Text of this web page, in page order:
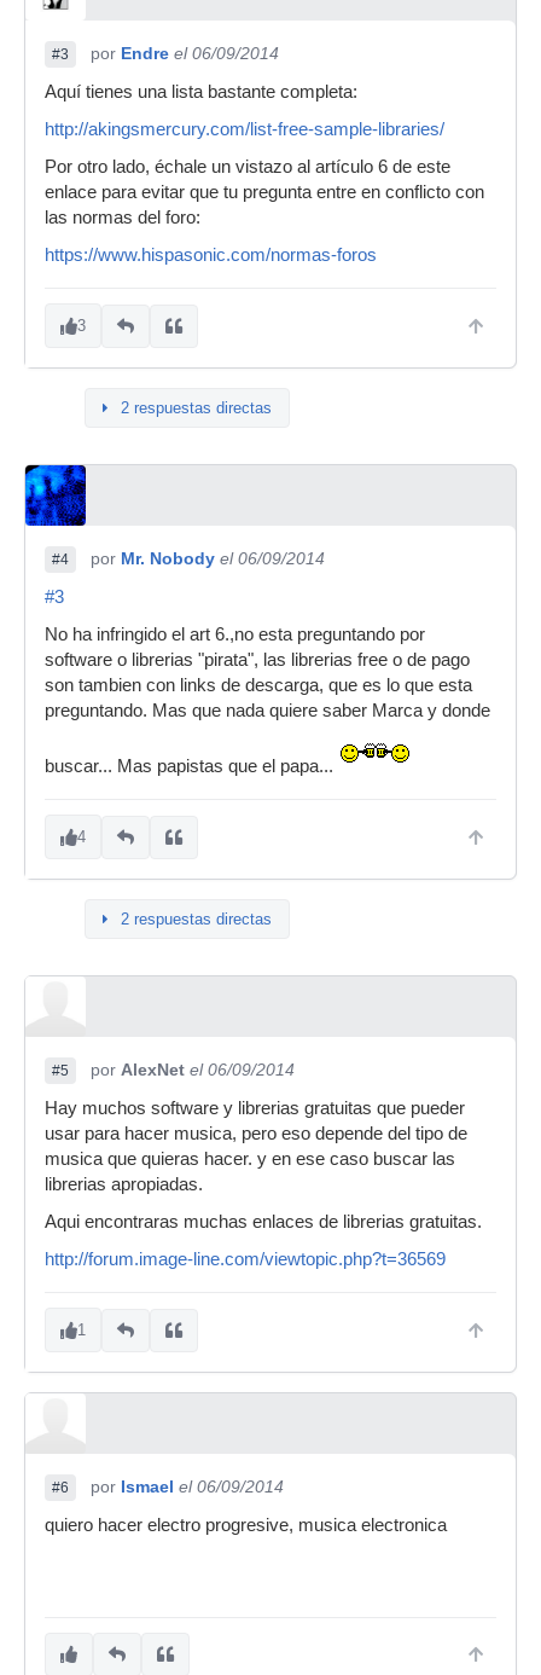
#3 por Endre el 06/09/2014
Aquí tienes una lista bastante completa:
http://akingsmercury.com/list-free-sample-libraries/
Por otro lado, échale un vistazo al artículo 6 de este
enlace para evitar que tu pregunta entre en conflicto con
las normas del foro:
https://www.hispasonic.com/normas-foros
3
2 respuestas directas
#4 por Mr. Nobody el 06/09/2014
#3
No ha infringido el art 6.,no esta preguntando por
software o librerias "pirata", las librerias free o de pago
son tambien con links de descarga, que es lo que esta
preguntando. Mas que nada quiere saber Marca y donde
buscar... Mas papistas que el papa...
4
2 respuestas directas
#5 por AlexNet el 06/09/2014
Hay muchos software y librerias gratuitas que pueder
usar para hacer musica, pero eso depende del tipo de
musica que quieras hacer. y en ese caso buscar las
librerias apropiadas.
Aqui encontraras muchas enlaces de librerias gratuitas.
http://forum.image-line.com/viewtopic.php?t=36569
1
#6 por Ismael el 06/09/2014
quiero hacer electro progresive, musica electronica